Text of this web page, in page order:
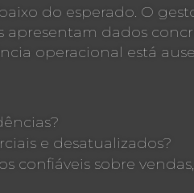
do esperado. O
dados
operacional está
e desatualizados?
confiáveis sobre